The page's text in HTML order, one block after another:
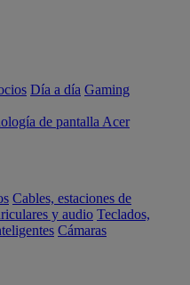
Día a día Gaming
de pantalla Acer
Cables, estaciones de
y audio Teclados,
Cámaras